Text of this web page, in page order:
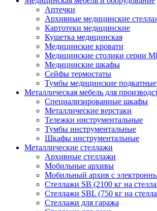
Аптечки
Архивные медицинские
Картотеки медицинские
Кушетка медицинская
Медицинские кровати
Медицинские столики серии
Медицинские шкафы
Сейфы термостаты
Тумбы медицинские подкатные
Металлическая мебель для
Cпециализированные шкафы
Металлические верстаки
Тележки инструментальные
Тумбы инструментальные
Шкафы инструментальные
Металлические стеллажи
Архивные стеллажи
Мобильные архивы
Мобильный архив с
Стеллажи SB (2100 кг на
Стеллажи SBL (750 кг на
Стеллажи для гаража